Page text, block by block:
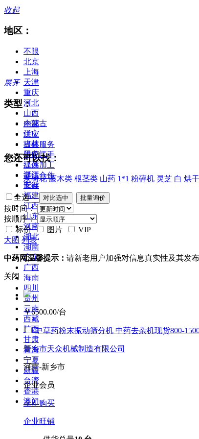
收起
地区：
不限
北京
上海
天津
重庆
河北
山西
内蒙古
辽宁
吉林
黑龙江
江苏
浙江
安徽
福建
江西
山东
河南
湖北
湖南
广东
广西
海南
四川
贵州
云南
西藏
陕西
甘肃
青海
宁夏
新疆
台湾
香港
澳门
展开
类型：
全部
供应
提供服务
供应二手
提供加工
提供合作
库存
您还可以找：
灰树花 藤木类 根茎类 山药 1*1 粉碎机 灵芝 白 烘
全选
按时间：
按顺序：
标价
图片
VIP
大图 列表
中药网温馨提示： 请新老用户加强对信息真实性及其发
关闭
￥6500.00/台
中草药粉末振动筛分机 中药去杂机现货800-
新乡市天众机械制造有限公司
河南-新乡市
企业会员
立即购买
企业旺铺